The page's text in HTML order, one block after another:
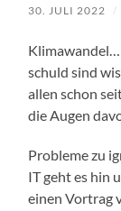
30. JULI 2022 /
Klimawandel…
schuld sind
allen schon
die Augen
Probleme zu
IT geht es hin
einen Vortrag